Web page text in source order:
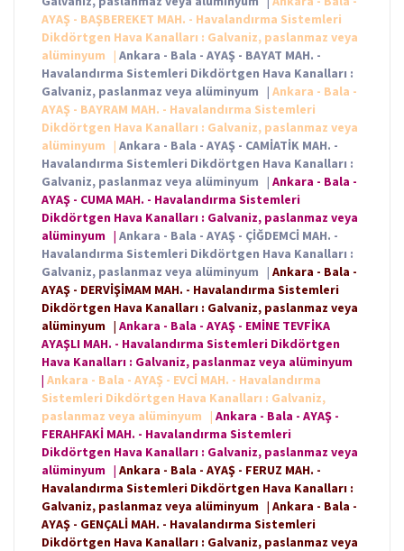
AYAŞ - BAŞBEREKET MAH. - Havalandırma Sistemleri
Dikdörtgen Hava Kanalları : Galvaniz, paslanmaz veya
alüminyum
| Ankara - Bala - AYAŞ - BAYAT MAH. -
Havalandırma Sistemleri Dikdörtgen Hava Kanalları :
Galvaniz, paslanmaz veya alüminyum | Ankara - Bala -
AYAŞ - BAYRAM MAH. - Havalandırma Sistemleri
Dikdörtgen Hava Kanalları : Galvaniz, paslanmaz veya
alüminyum
| Ankara - Bala - AYAŞ - CAMİATİK MAH. -
Havalandırma Sistemleri Dikdörtgen Hava Kanalları :
Galvaniz, paslanmaz veya alüminyum | Ankara - Bala -
AYAŞ - CUMA MAH. - Havalandırma Sistemleri
Dikdörtgen Hava Kanalları : Galvaniz, paslanmaz veya
alüminyum | Ankara - Bala - AYAŞ - ÇİĞDEMCİ MAH. -
Havalandırma Sistemleri Dikdörtgen Hava Kanalları :
Galvaniz, paslanmaz veya alüminyum | Ankara - Bala -
AYAŞ - DERVİŞİMAM MAH. - Havalandırma Sistemleri
Dikdörtgen Hava Kanalları : Galvaniz, paslanmaz veya
alüminyum | Ankara - Bala - AYAŞ - EMİNE TEVFİKA
AYAŞLI MAH. - Havalandırma Sistemleri Dikdörtgen
Hava Kanalları : Galvaniz, paslanmaz veya alüminyum
| Ankara - Bala - AYAŞ - EVCİ MAH. - Havalandırma
Sistemleri Dikdörtgen Hava Kanalları : Galvaniz,
paslanmaz veya alüminyum
| Ankara - Bala - AYAŞ -
FERAHFAKİ MAH. - Havalandırma Sistemleri
Dikdörtgen Hava Kanalları : Galvaniz, paslanmaz veya
alüminyum | Ankara - Bala - AYAŞ - FERUZ MAH. -
Havalandırma Sistemleri Dikdörtgen Hava Kanalları :
Galvaniz, paslanmaz veya alüminyum | Ankara - Bala -
AYAŞ - GENÇALİ MAH. - Havalandırma Sistemleri
Dikdörtgen Hava Kanalları : Galvaniz, paslanmaz veya